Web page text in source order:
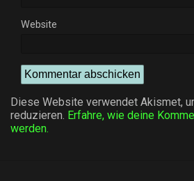
Website
Diese Website verwendet Akismet,
reduzieren. Erfahre, wie deine
werden.